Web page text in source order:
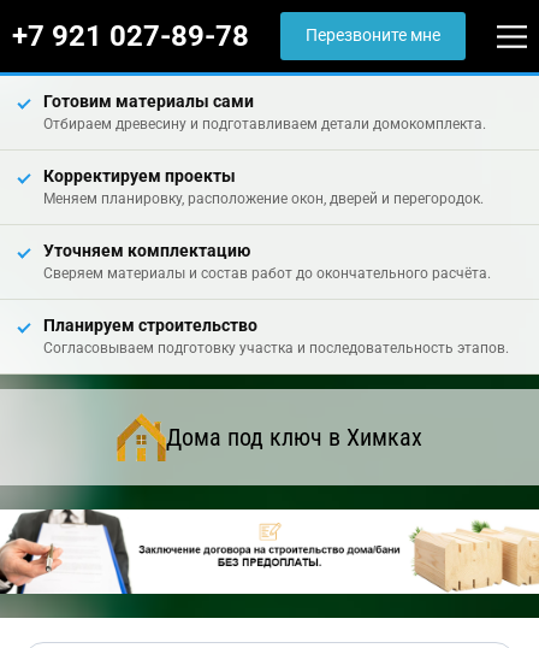
+7 921 027-89-78 Перезвоните мне
Готовим материалы сами
Отбираем древесину и подготавливаем детали домокомплекта.
Корректируем проекты
Меняем планировку, расположение окон, дверей и перегородок.
Уточняем комплектацию
Сверяем материалы и состав работ до окончательного расчёта.
Планируем строительство
Согласовываем подготовку участка и последовательность этапов.
Дома под ключ в Химках